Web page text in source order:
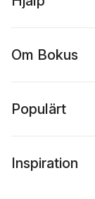
Om Bokus
Populärt
Inspiration